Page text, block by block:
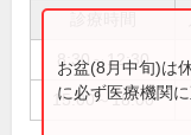
8:30～12:30
15:00～18:00
お盆(8月中旬)は
に必ず医療機関